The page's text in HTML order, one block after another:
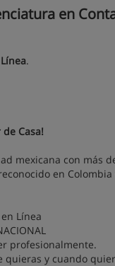
en
.
Casa!
mexicana con más
en
Línea
profesionalmente.
y cuando